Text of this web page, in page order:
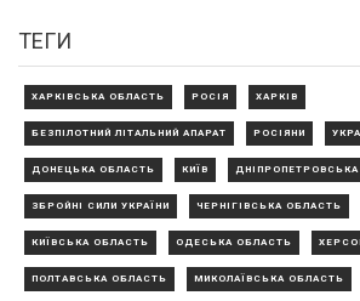
ТЕГИ
ХАРКІВСЬКА ОБЛАСТЬ РОСІЯ ХАРКІВ
БЕЗПІЛОТНИЙ ЛІТАЛЬНИЙ АПАРАТ РОСІЯНИ
ДОНЕЦЬКА ОБЛАСТЬ КИЇВ
ЗБРОЙНІ СИЛИ УКРАЇНИ ЧЕРНІГІВСЬКА ОБЛАСТЬ
КИЇВСЬКА ОБЛАСТЬ ОДЕСЬКА ОБЛАСТЬ
ПОЛТАВСЬКА ОБЛАСТЬ МИКОЛАЇВСЬКА ОБЛАСТЬ